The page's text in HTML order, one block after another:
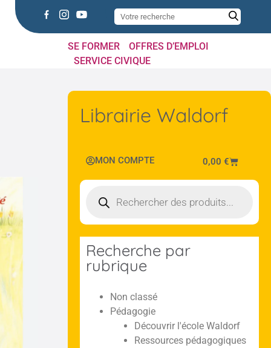
SE FORMER
OFFRES D’EMPLOI
SERVICE CIVIQUE
Librairie Waldorf
MON COMPTE 0,00 €
Recherche par
rubrique
Non classé
Pédagogie
Découvrir l'école Waldorf
Ressources pédagogiques